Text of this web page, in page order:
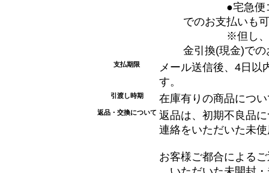
●宅急便コレ
でのお支払いも
※但し、電波
金引換(現金)で
支払期限
メール送信後、4日以
す。
引渡し時期 在庫有りの商品につ
返品・交換について 返品は、初期不良品
連絡をいただいた未
お客様ご都合による